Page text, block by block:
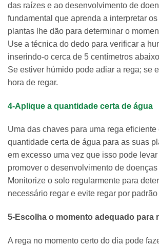
das raízes e ao desenvolvimento de
fundamental que aprenda a interpretar
plantas lhe dão para determinar o
Use a técnica do dedo para verificar a
inserindo-o cerca de 5 centímetros
Se estiver húmido pode adiar a rega; se
hora de regar.
4-Aplique a quantidade certa de água
Uma das chaves para uma rega eficiente
quantidade certa de água para as suas
em excesso uma vez que isso pode
promover o desenvolvimento de
Monitorize o solo regularmente para
necessário regar e evite regar por
5-Escolha o momento adequado para
A rega no momento certo do dia pode